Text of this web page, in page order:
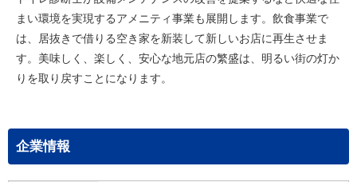
まい環境を実現するアメニティ事業も展開します。飲食事業で
は、居抜きで借りる空き家を新装して新しいお店に再生させま
す。美味しく、楽しく、安心な地元店の繁盛は、明るい街の灯か
りを取り戻すことになります。
企業情報